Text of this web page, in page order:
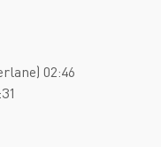
02:46